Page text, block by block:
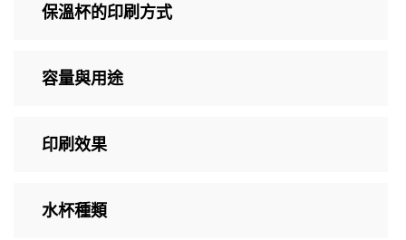
保溫杯的印刷方式
容量與用途
印刷效果
水杯種類